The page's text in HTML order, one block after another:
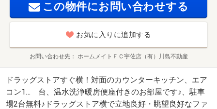
この物件にお問い合わせする
お気に入りに追加する
お問い合わせ先 ホームメイトＦＣ宇佐店（有）川島不動産
ドラッグストアすぐ横！対面のカウンターキッチン、エア
コン1… 台、温水洗浄暖房便座付きのお部屋です♪、駐車
場2台無料♪ドラッグストア横で立地良好・眺望良好なファ